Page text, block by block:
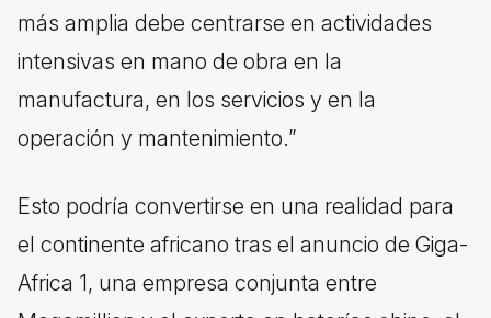
más amplia debe centrarse en actividades
intensivas en mano de obra en la
manufactura, en los servicios y en la
operación y mantenimiento.”
Esto podría convertirse en una realidad para
el continente africano tras el anuncio de Giga-
Africa 1, una empresa conjunta entre